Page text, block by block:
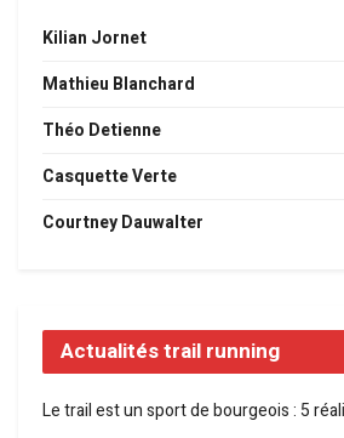
Kilian Jornet
Mathieu Blanchard
Théo Detienne
Casquette Verte
Courtney Dauwalter
Actualités trail running
Le trail est un sport de bourgeois : 5